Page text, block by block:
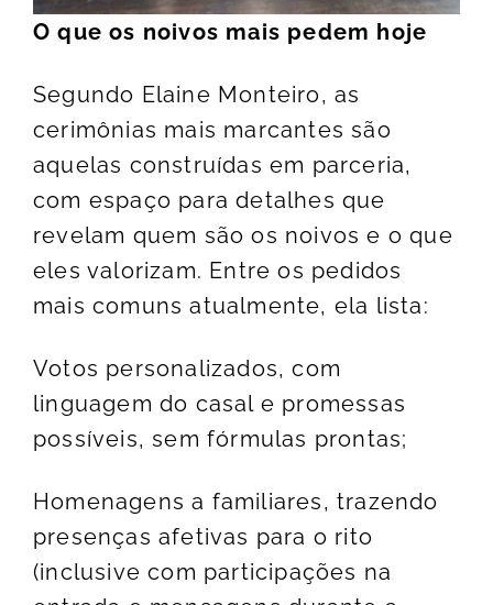
O que os noivos mais pedem hoje
Segundo Elaine Monteiro, as
cerimônias mais marcantes são
aquelas construídas em parceria,
com espaço para detalhes que
revelam quem são os noivos e o que
eles valorizam. Entre os pedidos
mais comuns atualmente, ela lista:
Votos personalizados, com
linguagem do casal e promessas
possíveis, sem fórmulas prontas;
Homenagens a familiares, trazendo
presenças afetivas para o rito
(inclusive com participações na